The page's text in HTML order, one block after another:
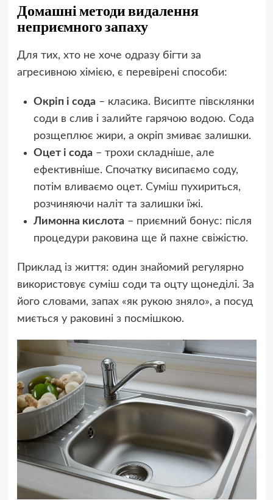
Домашні методи видалення
неприємного запаху
Для тих, хто не хоче одразу бігти за
агресивною хімією, є перевірені способи:
Окріп і сода– класика. Висипте півсклянки
соди в слив і залийте гарячою водою. Сода
розщеплює жири, а окріп змиває залишки.
Оцет і сода– трохи складніше, але
ефективніше. Спочатку висипаємо соду,
потім вливаємо оцет. Суміш пухириться,
розчиняючи наліт та залишки їжі.
Лимонна кислота– приємний бонус: після
процедури раковина ще й пахне свіжістю.
Приклад із життя: один знайомий регулярно
використовує суміш соди та оцту щонеділі. За
його словами, запах «як рукою зняло», а посуд
миється у раковині з посмішкою.